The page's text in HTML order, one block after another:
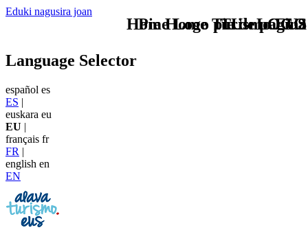
Eduki nagusira joan
TU - LOGO
Language Selector
español es
ES |
euskara eu
EU |
français fr
FR |
english en
EN
Home Logo pie de página
Pie Home Turismo EUS